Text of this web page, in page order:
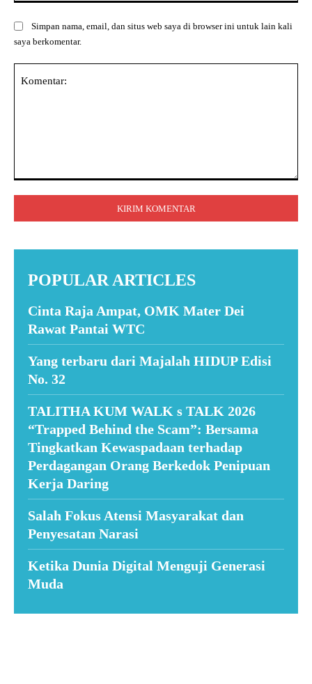
Simpan nama, email, dan situs web saya di browser ini untuk lain kali
saya berkomentar.
POPULAR ARTICLES
Cinta Raja Ampat, OMK Mater Dei
Rawat Pantai WTC
Yang terbaru dari Majalah HIDUP Edisi
No. 32
TALITHA KUM WALK s TALK 2026
“Trapped Behind the Scam”: Bersama
Tingkatkan Kewaspadaan terhadap
Perdagangan Orang Berkedok Penipuan
Kerja Daring
Salah Fokus Atensi Masyarakat dan
Penyesatan Narasi
Ketika Dunia Digital Menguji Generasi
Muda